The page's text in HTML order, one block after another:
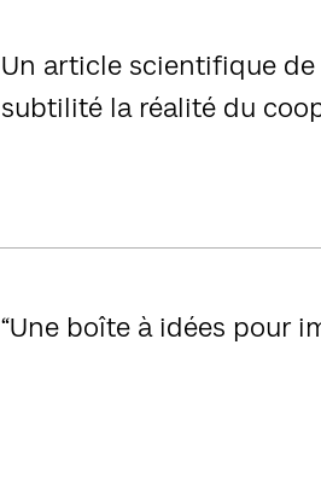
Un article scientifique
subtilité la réalité du
“Une boîte à idées pour